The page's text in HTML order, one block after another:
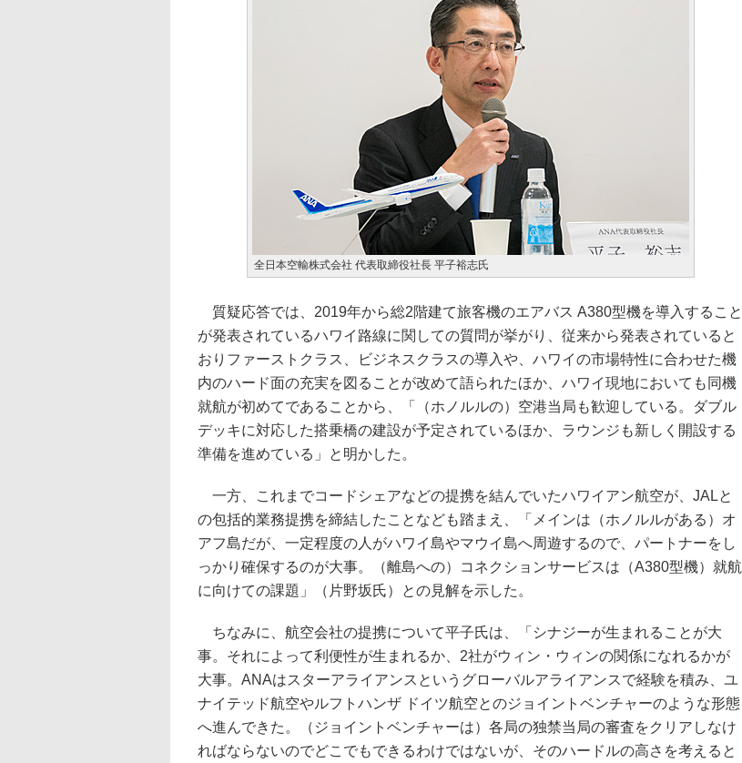
全日本空輸株式会社 代表取締役社長 平子裕志氏
質疑応答では、2019年から総2階建て旅客機のエアバス A380型機を導入すること
が発表されているハワイ路線に関しての質問が挙がり、従来から発表されていると
おりファーストクラス、ビジネスクラスの導入や、ハワイの市場特性に合わせた機
内のハード面の充実を図ることが改めて語られたほか、ハワイ現地においても同機
就航が初めてであることから、「（ホノルルの）空港当局も歓迎している。ダブル
デッキに対応した搭乗橋の建設が予定されているほか、ラウンジも新しく開設する
準備を進めている」と明かした。
一方、これまでコードシェアなどの提携を結んでいたハワイアン航空が、JALと
の包括的業務提携を締結したことなども踏まえ、「メインは（ホノルルがある）オ
アフ島だが、一定程度の人がハワイ島やマウイ島へ周遊するので、パートナーをし
っかり確保するのが大事。（離島への）コネクションサービスは（A380型機）就航
に向けての課題」（片野坂氏）との見解を示した。
ちなみに、航空会社の提携について平子氏は、「シナジーが生まれることが大
事。それによって利便性が生まれるか、2社がウィン・ウィンの関係になれるかが
大事。ANAはスターアライアンスというグローバルアライアンスで経験を積み、ユ
ナイテッド航空やルフトハンザ ドイツ航空とのジョイントベンチャーのような形態
へ進んできた。（ジョイントベンチャーは）各局の独禁当局の審査をクリアしなけ
ればならないのでどこでもできるわけではないが、そのハードルの高さを考えると